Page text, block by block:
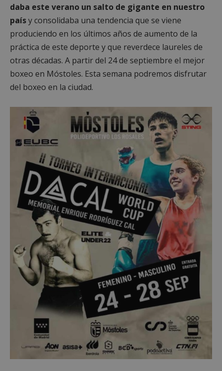
daba este verano un salto de gigante en nuestro
paísy consolidaba una tendencia que se viene
produciendo en los últimos años de aumento de la
práctica de este deporte y que reverdece laureles de
otras décadas. A partir del 24 de septiembre el mejor
boxeo en Móstoles. Esta semana podremos disfrutar
del boxeo en la ciudad.